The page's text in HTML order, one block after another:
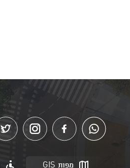
מפות GIS